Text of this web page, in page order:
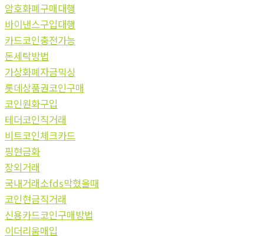
암호화폐구매대행
바이낸스구입대행
카드코인충전가능
돈세탁방법
가상화폐자금믹싱
롯데상품권코인구매
코인원화구입
테더코인직거래
비트코인체크카드
핑현금화
장외거래
국내거래소fds막혔을때
코인현금직거래
신용카드코인구매방법
이더리움매입